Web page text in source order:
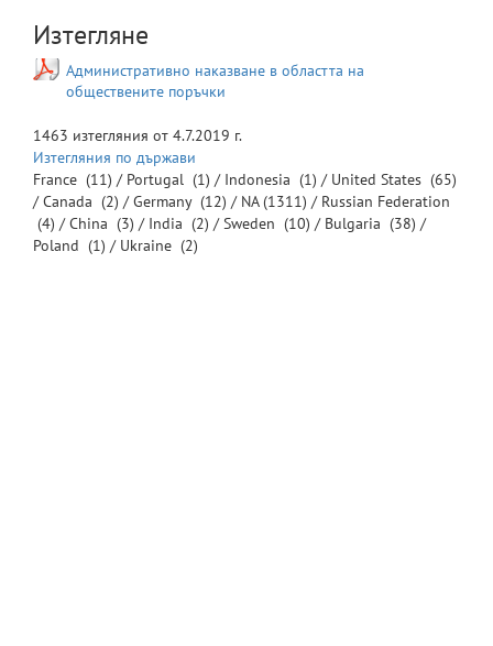
Изтегляне
Aдминистративно наказване в областта на
обществените поръчки
1463 изтегляния от 4.7.2019 г.
Изтегляния по държави
France (11) / Portugal (1) / Indonesia (1) / United States (65)
/Canada (2) /Germany (12) / NA(1311) / Russian Federation
(4) /China (3) / India (2) /Sweden (10) / Bulgaria (38) /
Poland (1) / Ukraine (2)